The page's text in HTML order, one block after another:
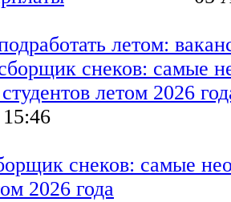
летом:
снеков: самые
2026 года